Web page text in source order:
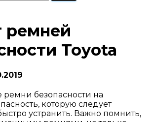
ремней
Toyota
безопасности на
которую следует
устранить. Важно помнить,